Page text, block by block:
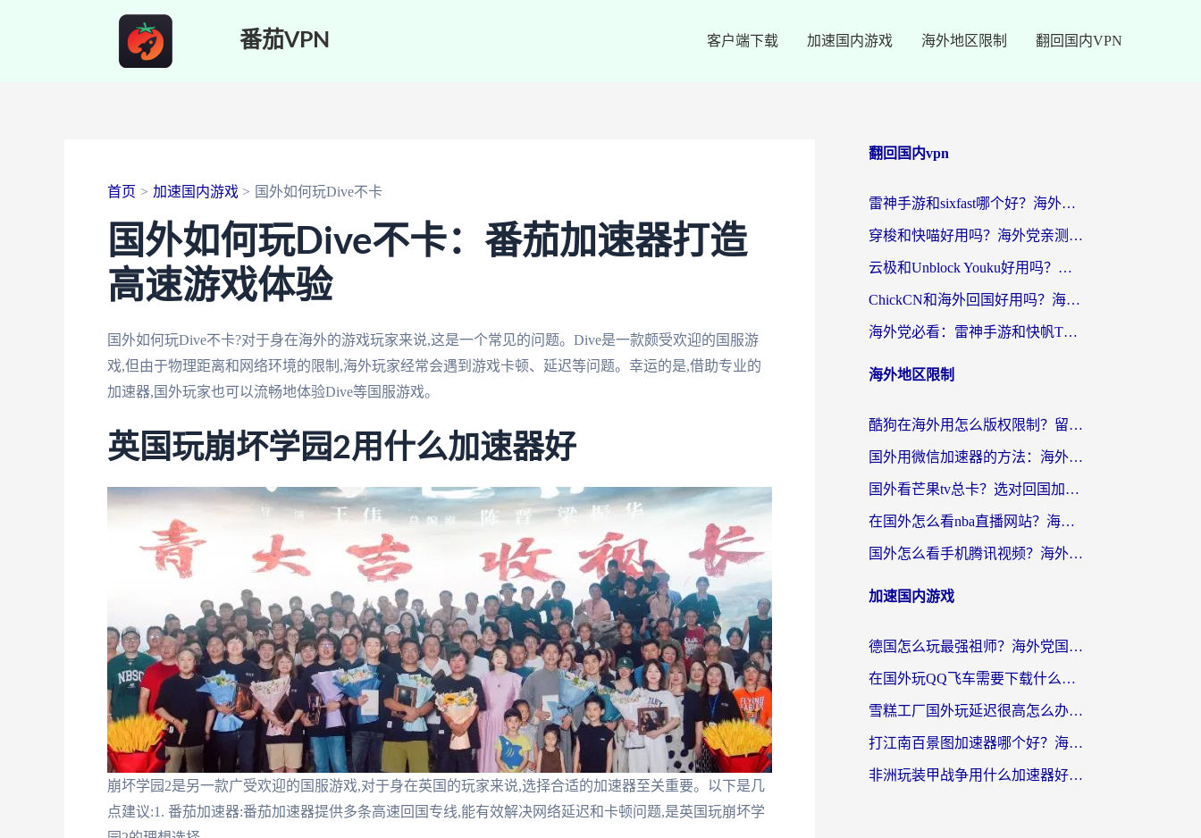
番茄VPN 客户端下载 加速国内游戏 海外地区限制 翻回国内VPN
首页 加速国内游戏 国外如何玩Dive不卡
国外如何玩Dive不卡：番茄加速器打造
高速游戏体验
国外如何玩Dive不卡?对于身在海外的游戏玩家来说,这是一个常见的问题。Dive是一款颇受欢迎的国服游
戏,但由于物理距离和网络环境的限制,海外玩家经常会遇到游戏卡顿、延迟等问题。幸运的是,借助专业的
加速器,国外玩家也可以流畅地体验Dive等国服游戏。
英国玩崩坏学园2用什么加速器好
崩坏学园2是另一款广受欢迎的国服游戏,对于身在英国的玩家来说,选择合适的加速器至关重要。以下是几
点建议:1. 番茄加速器:番茄加速器提供多条高速回国专线,能有效解决网络延迟和卡顿问题,是英国玩崩坏学
翻回国内vpn
雷神手游和sixfast哪个好？海外党亲测3款回国加速器，教你选对不踩坑
穿梭和快喵好用吗？海外党亲测：小众加速器对比+番茄加速器深度体验
云极和Unblock Youku好用吗？海外党亲测+2026回国加速器避坑指南
ChickCN和海外回国好用吗？海外党2026亲测：从手游到影音，选对加速器的3个关键
海外党必看：雷神手游和快帆TV版好用吗？3步选对回国加速器不踩坑
海外地区限制
酷狗在海外用怎么版权限制？留学生亲测：3步解决听国内音乐难题
国外用微信加速器的方法：海外党无缝连接国内生活的实用指南
国外看芒果tv总卡？选对回国加速器，轻松追《浪姐》不费劲
在国外怎么看nba直播网站？海外党专属体育观赛指南，告别地区限制！
国外怎么看手机腾讯视频？海外党亲测有效的追剧加速器选择指南
加速国内游戏
德国怎么玩最强祖师？海外党国服游戏加速器选择全攻略（附宝可梦Online实测）
在国外玩QQ飞车需要下载什么加速器呢？海外党亲测有效的国服游戏加速指南
雪糕工厂国外玩延迟很高怎么办？海外玩家国服游戏加速终极攻略（附实测推荐）
打江南百景图加速器哪个好？海外党踩坑N次后，终于找到不卡的秘诀
非洲玩装甲战争用什么加速器好？海外党亲测有效的国服游戏加速方案